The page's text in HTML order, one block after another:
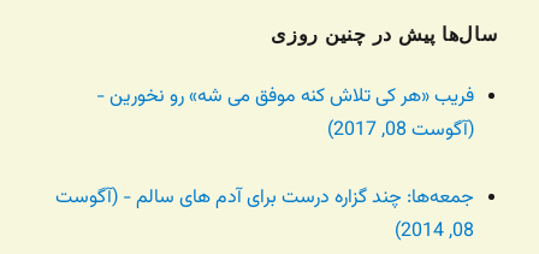
سال‌ها پیش در چنین روزی
فریب «هر کی تلاش کنه موفق می شه» رو نخورین -
(آگوست 08, 2017)
جمعه‌ها: چند گزاره درست برای آدم های سالم - (آگوست
08, 2014)